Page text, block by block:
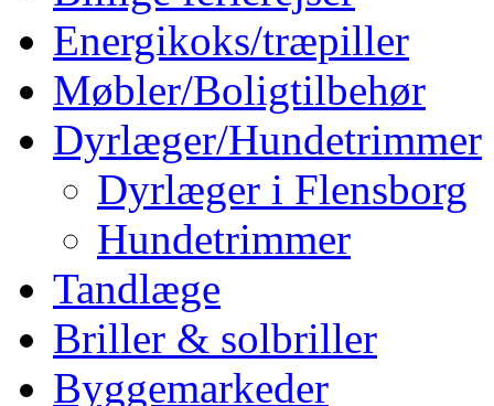
Energikoks/træpiller
Møbler/Boligtilbehør
Dyrlæger/Hundetrimmer
Dyrlæger i Flensborg
Hundetrimmer
Tandlæge
Briller & solbriller
Byggemarkeder